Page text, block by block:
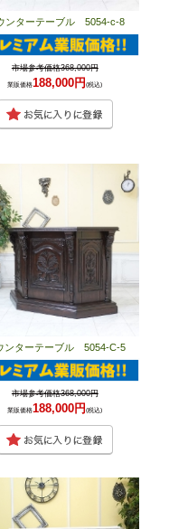
ンターテーブル 5054-c-8
市場参考価格368,000円
業販価格188,000円(税込)
ンターテーブル 5054-C-5
市場参考価格368,000円
業販価格188,000円(税込)